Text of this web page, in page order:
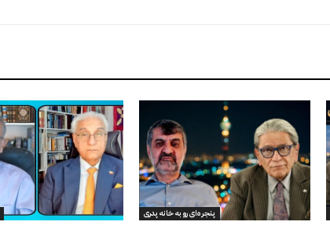
پنجره‌ای رو به خانه پدری